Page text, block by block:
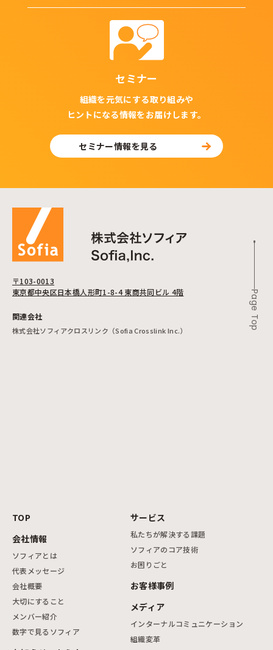
セミナー
組織を元気にする取り組みや
ヒントになる情報をお届けします。
セミナー情報を見る
〒103-0013
東京都中央区日本橋人形町1-8-4 東商共同ビル 4階
関連会社
株式会社ソフィアクロスリンク（Sofia Crosslink Inc.）
TOP
会社情報
ソフィアとは
代表メッセージ
会社概要
大切にすること
メンバー紹介
数字で見るソフィア
サービス
私たちが解決する課題
ソフィアのコア技術
お困りごと
お客様事例
メディア
インターナルコミュニケーション
組織変革
Page Top